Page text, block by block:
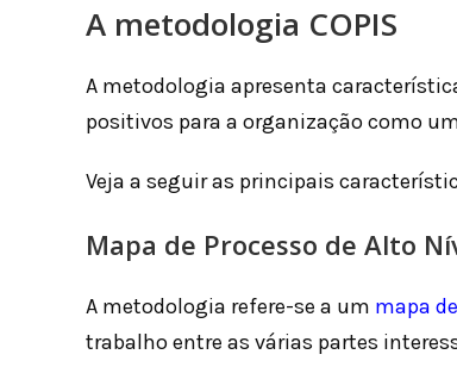
A metodologia COPIS
A metodologia apresenta
positivos para a organização como
Veja a seguir as principais
Mapa de Processo de Alto
A metodologia refere-se a um mapa
trabalho entre as várias partes